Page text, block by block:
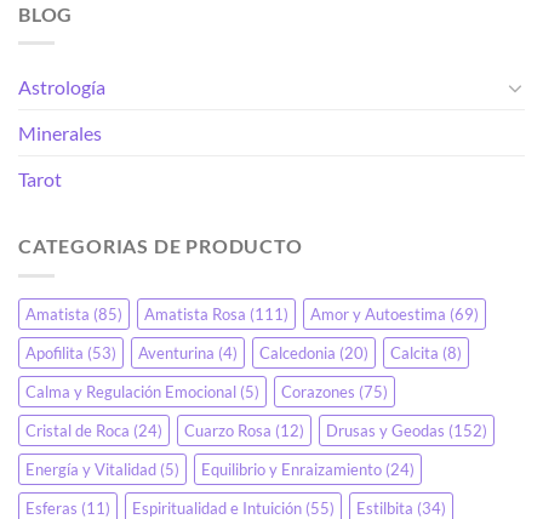
BLOG
Astrología
Minerales
Tarot
CATEGORIAS DE PRODUCTO
Amatista (85) Amatista Rosa (111) Amor y Autoestima (69)
Apofilita (53) Aventurina (4) Calcedonia (20) Calcita (8)
Calma y Regulación Emocional (5) Corazones (75)
Cristal de Roca (24) Cuarzo Rosa (12) Drusas y Geodas (152)
Energía y Vitalidad (5) Equilibrio y Enraizamiento (24)
Esferas (11) Espiritualidad e Intuición (55) Estilbita (34)